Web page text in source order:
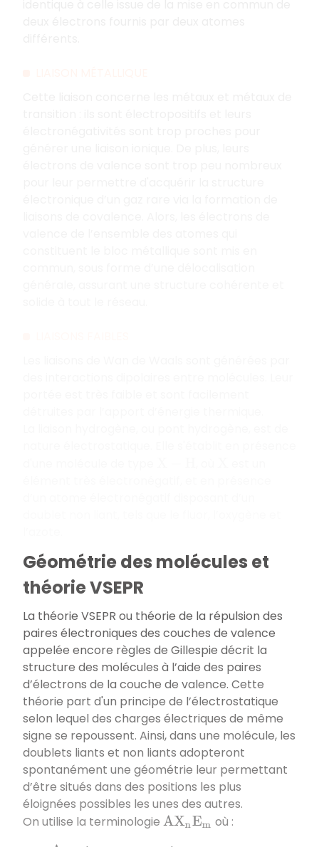
Géométrie des molécules et
théorie VSEPR
La théorie VSEPR ou théorie de la répulsion des
paires électroniques des couches de valence
appelée encore règles de Gillespie décrit la
structure des molécules à l’aide des paires
d’électrons de la couche de valence. Cette
théorie part d'un principe de l’électrostatique
selon lequel des charges électriques de même
signe se repoussent. Ainsi, dans une molécule, les
doublets liants et non liants adopteront
spontanément une géométrie leur permettant
d’être situés dans des positions les plus
éloignées possibles les unes des autres.
On utilise la terminologie AXnEm
où :